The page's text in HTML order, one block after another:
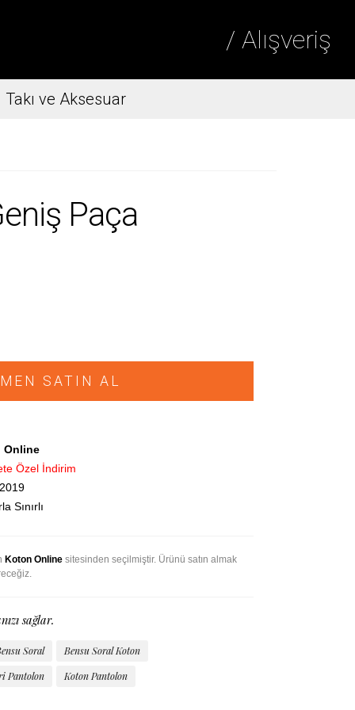
/ Alışveriş
Takı ve Aksesuar
Paça
SATIN AL
Online
Özel İndirim
Sınırlı
Koton Onlinesitesinden seçilmiştir. Ürünü satın almak
sağlar.
Soral
Bensu Soral Koton
Pantolon
Koton Pantolon